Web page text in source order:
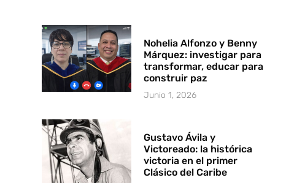
Nohelia Alfonzo y Benny
Márquez: investigar para
transformar, educar para
construir paz
Junio 1, 2026
Gustavo Ávila y
Victoreado: la histórica
victoria en el primer
Clásico del Caribe